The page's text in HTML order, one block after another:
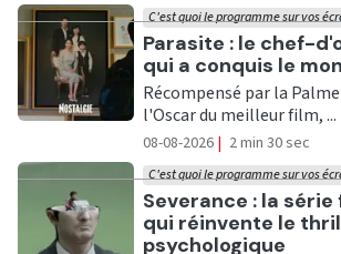
Ecouter
Parasite : le chef-
qui a conquis le
C'est quoi le programme sur vos
Récompensé par la
l'Oscar du meilleur film, ...
08-08-2026 | 2 min 30 sec
Ecouter
Severance : la
qui réinvente le
psychologique
C'est quoi le programme sur vos